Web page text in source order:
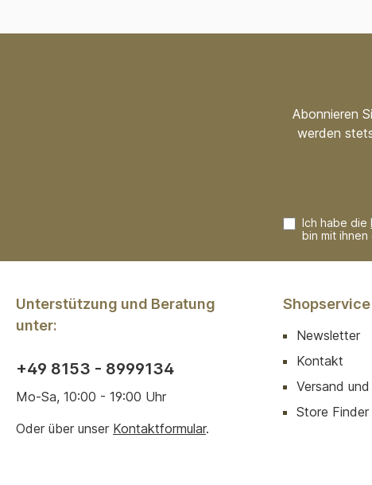
Abonnieren
werden
Ich habe die
bin mit
Unterstützung und Beratung
unter:
+49 8153 - 8999134
Mo-Sa, 10:00 - 19:00 Uhr
Oder über unser Kontaktformular.
Shopservice
Newsletter
Kontakt
Versand
Store